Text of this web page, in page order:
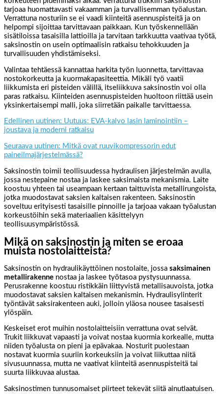
tarjoaa huomattavasti vakaamman ja turvallisemman työalustan.
Verrattuna nosturiin se ei vaadi kiinteitä asennuspisteitä ja on
helpompi sijoittaa tarvittavaan paikkaan. Kun työskennellään
sisätiloissa tasaisilla lattioilla ja tarvitaan tarkkuutta vaativaa työtä,
saksinostin on usein optimaalisin ratkaisu tehokkuuden ja
turvallisuuden yhdistämiseksi.
Valintaa tehtäessä kannattaa harkita työn luonnetta, tarvittavaa
nostokorkeutta ja kuormakapasiteettia. Mikäli työ vaatii
liikkumista eri pisteiden välillä, itseliikkuva saksinostin voi olla
paras ratkaisu. Kiinteiden asennuspisteiden huoltoon riittää usein
yksinkertaisempi malli, joka siirretään paikalle tarvittaessa.
Edellinen uutinen: Uutuus: EVA-kalvo lasin laminointiin –
joustava ja moderni ratkaisu
Seuraava uutinen: Mitkä ovat ruuvikompressorin edut
paineilmajärjestelmässä?
Saksinostin toimii teollisuudessa hydraulisen järjestelmän avulla,
jossa nestepaine nostaa ja laskee saksimaista mekanismia. Laite
koostuu yhteen tai useampaan kertaan taittuvista metallirungoista,
jotka muodostavat saksien kaltaisen rakenteen. Saksinostin
soveltuu erityisesti tasaisille pinnoille ja tarjoaa vakaan työalustan
korkeustöihin sekä materiaalien käsittelyyn
teollisuusympäristössä.
Mikä on saksinostin ja miten se eroaa
muista nostolaitteista?
Saksinostin on hydraulikäyttöinen nostolaite, jossa saksimainen
metallirakenne nostaa ja laskee työtasoa pystysuunnassa.
Perusrakenne koostuu ristikkäin liittyvistä metallisauvoista, jotka
muodostavat saksien kaltaisen mekanismin. Hydraulisylinterit
työntävät saksirakenteen auki, jolloin yläosa nousee tasaisesti
ylöspäin.
Keskeiset erot muihin nostolaitteisiin verrattuna ovat selvät.
Trukit liikkuvat vapaasti ja voivat nostaa kuormia korkealle, mutta
niiden työalusta on pieni ja epävakaa. Nosturit puolestaan
nostavat kuormia suuriin korkeuksiin ja voivat liikuttaa niitä
sivusuunnassa, mutta ne vaativat kiinteitä asennuspisteitä tai
suurta liikkuvaa alustaa.
Saksinostimen tunnusomaiset piirteet tekevät siitä ainutlaatuisen.